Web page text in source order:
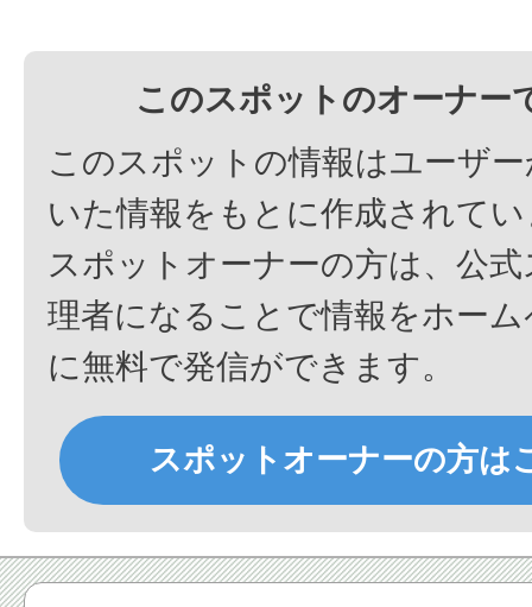
このスポットのオーナー
このスポットの情報はユーザ
いた情報をもとに作成されて
スポットオーナーの方は、公
理者になることで情報をホー
に無料で発信ができます。
スポットオーナーの方は